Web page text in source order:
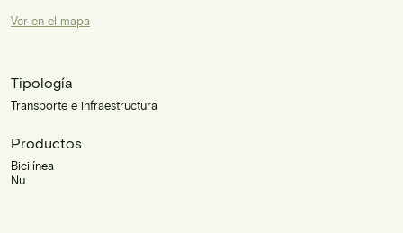
Ver en el mapa
Tipología
Transporte e infraestructura
Productos
Bicilínea
Nu